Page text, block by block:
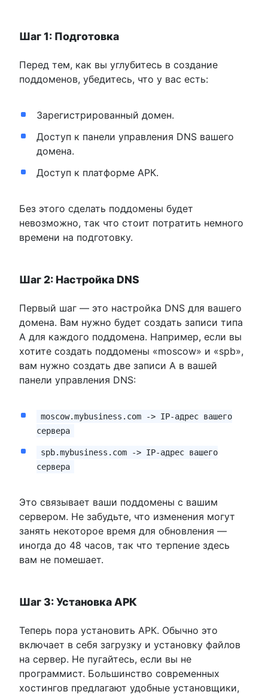
Шаг 1: Подготовка
Перед тем, как вы углубитесь в создание
поддоменов, убедитесь, что у вас есть:
Зарегистрированный домен.
Доступ к панели управления DNS вашего
домена.
Доступ к платформе АРК.
Без этого сделать поддомены будет
невозможно, так что стоит потратить немного
времени на подготовку.
Шаг 2: Настройка DNS
Первый шаг — это настройка DNS для вашего
домена. Вам нужно будет создать записи типа
A для каждого поддомена. Например, если вы
хотите создать поддомены «moscow» и «spb»,
вам нужно создать две записи A в вашей
панели управления DNS:
moscow.mybusiness.com -> IP-адрес вашего
сервера
spb.mybusiness.com -> IP-адрес вашего
сервера
Это связывает ваши поддомены с вашим
сервером. Не забудьте, что изменения могут
занять некоторое время для обновления —
иногда до 48 часов, так что терпение здесь
вам не помешает.
Шаг 3: Установка АРК
Теперь пора установить АРК. Обычно это
включает в себя загрузку и установку файлов
на сервер. Не пугайтесь, если вы не
программист. Большинство современных
хостингов предлагают удобные установщики,